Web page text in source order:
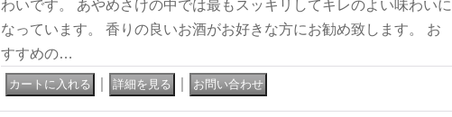
わいです。 あやめさけの中では最もスッキリしてキレのよい味わいに
なっています。 香りの良いお酒がお好きな方にお勧め致します。 お
すすめの…